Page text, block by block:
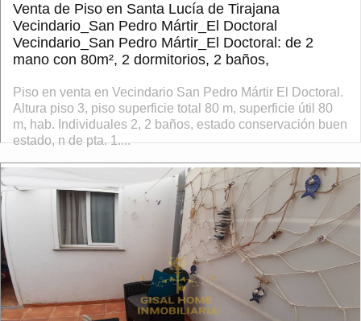
Venta de Piso en Santa Lucía de Tirajana
Vecindario_San Pedro Mártir_El Doctoral
Vecindario_San Pedro Mártir_El Doctoral: de 2
mano con 80m², 2 dormitorios, 2 baños,
Piso en venta en Vecindario San Pedro Mártir El Doctoral.
Altura piso 3, piso superficie total 80 m, superficie útil 80
m, hab. Individuales 2, 2 baños, estado conservación buen
estado, n de pta. 1....